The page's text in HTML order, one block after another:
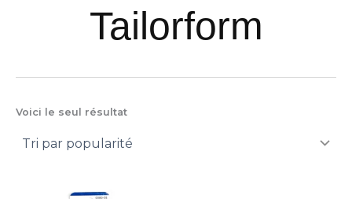
Tailorform
Voici le seul résultat